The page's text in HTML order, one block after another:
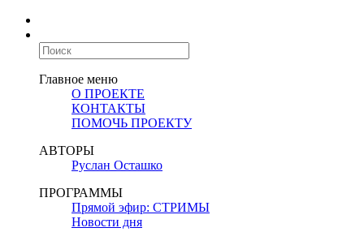
Главное меню
О ПРОЕКТЕ
КОНТАКТЫ
ПОМОЧЬ ПРОЕКТУ
АВТОРЫ
Руслан Осташко
ПРОГРАММЫ
Прямой эфир: СТРИМЫ
Новости дня